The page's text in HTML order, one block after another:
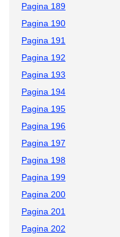
Pagina 189
Pagina 190
Pagina 191
Pagina 192
Pagina 193
Pagina 194
Pagina 195
Pagina 196
Pagina 197
Pagina 198
Pagina 199
Pagina 200
Pagina 201
Pagina 202